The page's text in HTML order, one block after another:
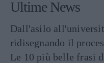
Ultime News
Dall'asilo
ridisegnando il
Le 10 più belle frasi